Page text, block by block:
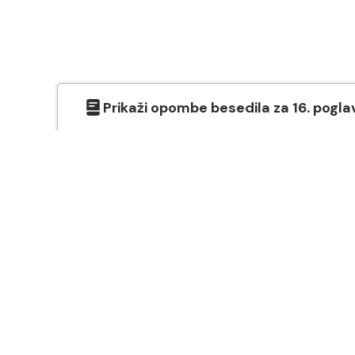
Prikaži opombe besedila za 16.